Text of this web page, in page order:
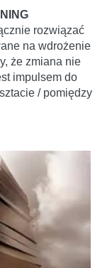
rozwiązać
na wdrożenie
że zmiana nie
impulsem do
/ pomiędzy